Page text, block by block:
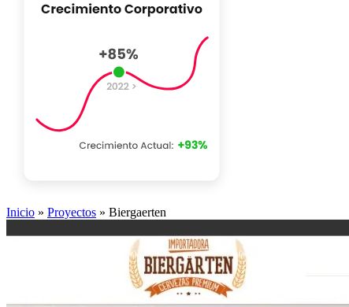
Inicio » Proyectos » Biergaerten